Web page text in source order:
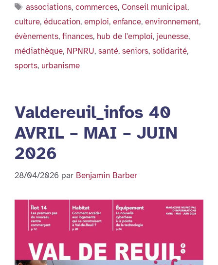
Étiquettes
associations,commerces, Conseil municipal,
culture, éducation, emploi, enfance, environnement,
évènements, finances, hub de l'emploi, jeunesse,
médiathèque, NPNRU, santé, seniors, solidarité,
sports, urbanisme
Valdereuil_infos 40
AVRIL – MAI – JUIN
2026
28/04/2026 par Benjamin Barber